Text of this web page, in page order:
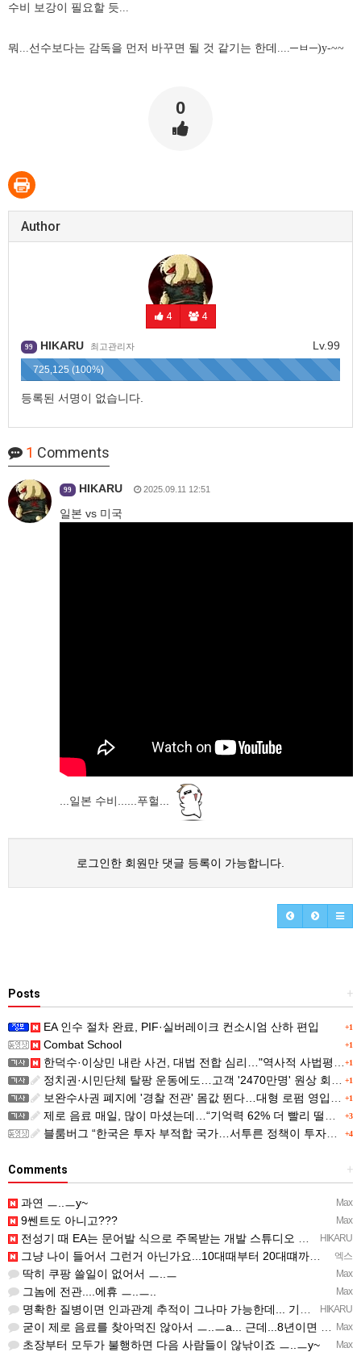
수비 보강이 필요할 듯...
뭐...선수보다는 감독을 먼저 바꾸면 될 것 같기는 한데....─ㅂ ─)y-~~
0
Author
4 4
Lv.99
99 HIKARU 최고관리자
725,125 (100%)
등록된 서명이 없습니다.
1 Comments
99 HIKARU 2025.09.11 12:51
일본 vs 미국
...일본 수비......푸헐...
로그인한 회원만 댓글 등록이 가능합니다.
+
Posts
+1
EA 인수 절차 완료, PIF·실버레이크 컨소시엄 산하 편입
+1
Combat School
+1
한덕수·이상민 내란 사건, 대법 전합 심리…"역사적 사법평가"(종합)
+1
정치권·시민단체 탈팡 운동에도…고객 '2470만명' 원상 회복, "고물가에 돌팡"
+1
보완수사권 폐지에 '경찰 전관' 몸값 뛴다…대형 로펌 영입전쟁
+3
제로 음료 매일, 많이 마셨는데…“기억력 62% 더 빨리 떨어진다
+4
블룸버그 “한국은 투자 부적합 국가…서투른 정책이 투자자에게 트라우마”
+
Comments
Max
과연 ㅡ..ㅡy~
Max
9쎈트도 아니고???
HIKARU
전성기 때 EA는 문어발 식으로 주목받는 개발 스튜디오 흡수하고, 빙신....만들어서 내다 버리는 걸로 유명…
엑스
그냥 나이 들어서 그런거 아닌가요...10대때부터 20대떄까지 관찰한거면 몰라도...
Max
딱히 쿠팡 쓸일이 없어서 ㅡ..ㅡ
Max
그놈에 전관....에휴 ㅡ..ㅡ..
HIKARU
명확한 질병이면 인과관계 추적이 그나마 가능한데... 기억력 감퇴는 상대적인 거고, 개인 편차가 심해서...…
Max
굳이 제로 음료를 찾아먹진 않아서 ㅡ..ㅡa... 근데...8년이면 그만큼 나이가 먹었단거니... 자연스런 …
Max
초장부터 모두가 불행하면 다음 사람들이 않낚이죠 ㅡ..ㅡy~